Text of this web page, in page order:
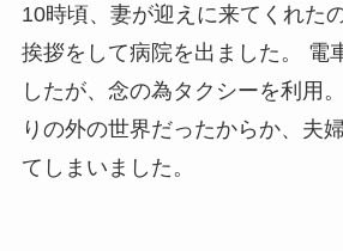
10時頃、妻が迎えに来てくれた
挨拶をして病院を出ました。 電
したが、念の為タクシーを利用
りの外の世界だったからか、夫
てしまいました。